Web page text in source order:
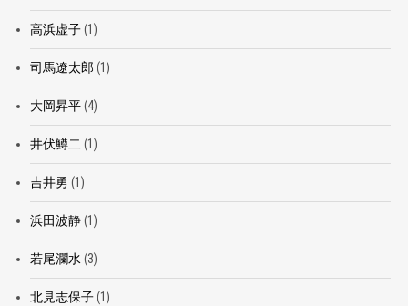
高浜虚子(1)
司馬遼太郎 (1)
大岡昇平(4)
井伏鱒二(1)
吉井勇 (1)
浜田波静(1)
若尾瀾水(3)
北見志保子(1)